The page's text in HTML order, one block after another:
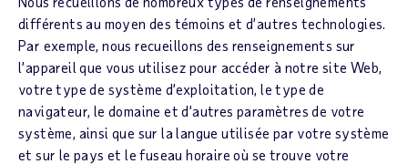
différents au moyen des témoins et d’autres technologies.
Par exemple, nous recueillons des renseignements sur
l’appareil que vous utilisez pour accéder à notre site Web,
votre type de système d’exploitation, le type de
navigateur, le domaine et d’autres paramètres de votre
système, ainsi que sur la langue utilisée par votre système
et sur le pays et le fuseau horaire où se trouve votre